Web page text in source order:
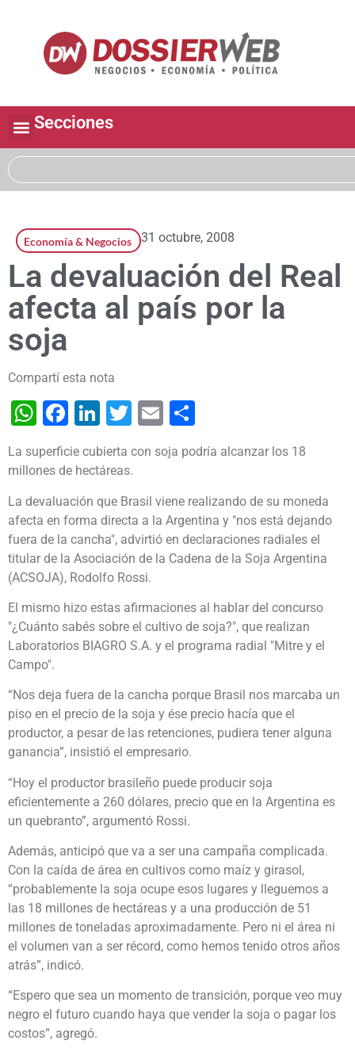
Secciones
Economía & Negocios 31 octubre, 2008
La devaluación del Real
afecta al país por la
soja
Compartí esta nota
WhatsApp
Facebook
LinkedIn
Twitter
Email
La superficie cubierta con soja podría alcanzar los 18
millones de hectáreas.
La devaluación que Brasil viene realizando de su moneda
afecta en forma directa a la Argentina y "nos está dejando
fuera de la cancha", advirtió en declaraciones radiales el
titular de la Asociación de la Cadena de la Soja Argentina
(ACSOJA), Rodolfo Rossi.
El mismo hizo estas afirmaciones al hablar del concurso
"¿Cuánto sabés sobre el cultivo de soja?", que realizan
Laboratorios BIAGRO S.A. y el programa radial "Mitre y el
Campo".
“Nos deja fuera de la cancha porque Brasil nos marcaba un
piso en el precio de la soja y ése precio hacía que el
productor, a pesar de las retenciones, pudiera tener alguna
ganancia”, insistió el empresario.
“Hoy el productor brasileño puede producir soja
eficientemente a 260 dólares, precio que en la Argentina es
un quebranto”, argumentó Rossi.
Además, anticipó que va a ser una campaña complicada.
Con la caída de área en cultivos como maíz y girasol,
“probablemente la soja ocupe esos lugares y lleguemos a
las 18 millones de hectáreas y a una producción de 51
millones de toneladas aproximadamente. Pero ni el área ni
el volumen van a ser récord, como hemos tenido otros años
atrás”, indicó.
“Espero que sea un momento de transición, porque veo muy
negro el futuro cuando haya que vender la soja o pagar los
costos”, agregó.